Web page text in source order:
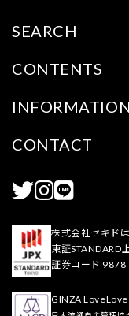
SEARCH
CONTENTS
INFORMATION
CONTACT
株式会社セキドは
東証STANDARD
証券コード 9878
GINZA LoveLove